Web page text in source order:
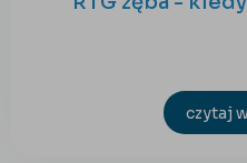
czytaj